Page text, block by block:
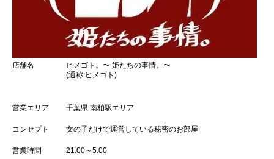
店舗名
ヒメゴト。〜 姫たちの事情。〜
(通称:ヒメゴト)
営業エリア 千葉県 南柏駅エリア
コンセプト 女の子だけで運営している秘密のお部屋
営業時間 21:00～5:00